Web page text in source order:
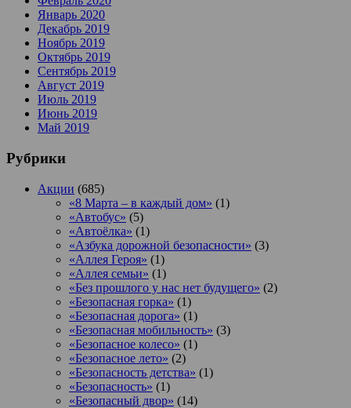
Январь 2020
Декабрь 2019
Ноябрь 2019
Октябрь 2019
Сентябрь 2019
Август 2019
Июль 2019
Июнь 2019
Май 2019
Рубрики
Акции (685)
«8 Марта – в каждый дом» (1)
«Автобус» (5)
«Автоёлка» (1)
«Азбука дорожной безопасности» (3)
«Аллея Героя» (1)
«Аллея семьи» (1)
«Без прошлого у нас нет будущего» (2)
«Безопасная горка» (1)
«Безопасная дорога» (1)
«Безопасная мобильность» (3)
«Безопасное колесо» (1)
«Безопасное лето» (2)
«Безопасность детства» (1)
«Безопасность» (1)
«Безопасный двор» (14)